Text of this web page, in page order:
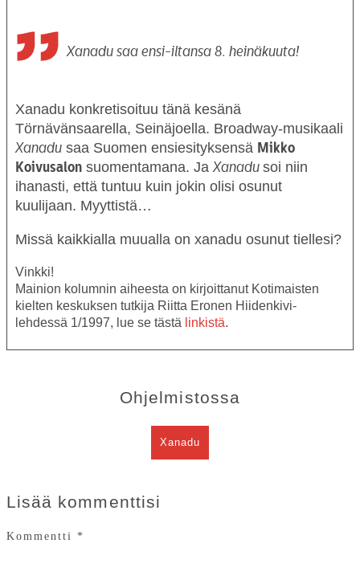
Xanadu saa ensi-iltansa 8. heinäkuuta!
Xanadu konkretisoituu tänä kesänä
Törnävänsaarella, Seinäjoella. Broadway-musikaali
Xanadu saa Suomen ensiesityksensä Mikko
Koivusalon suomentamana. JaXanadu soi niin
ihanasti, että tuntuu kuin jokin olisi osunut
kuulijaan. Myyttistä…
Missä kaikkialla muualla on xanadu osunut tiellesi?
Vinkki!
Mainion kolumnin aiheesta on kirjoittanut Kotimaisten
kielten keskuksen tutkija Riitta Eronen Hiidenkivi-
lehdessä 1/1997, lue se tästä linkistä.
Ohjelmistossa
Xanadu
Lisää kommenttisi
Kommentti *